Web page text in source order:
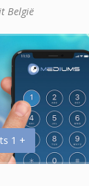
België
1 +